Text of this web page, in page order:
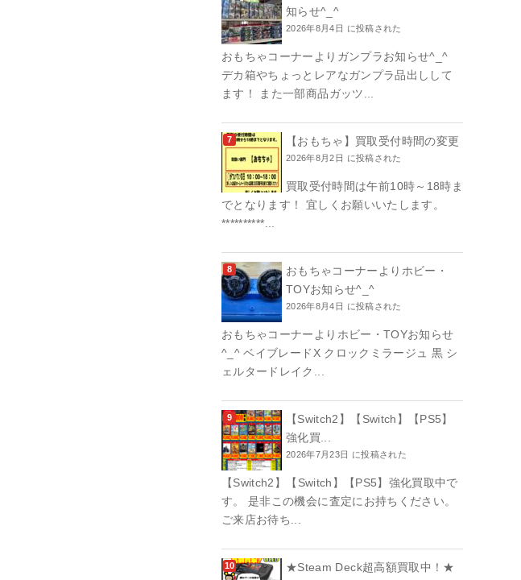
知らせ^_^
2026年8月4日 に投稿された
おもちゃコーナーよりガンプラお知らせ^_^
デカ箱やちょっとレアなガンプラ品出しして
ます！ また一部商品ガッツ...
【おもちゃ】買取受付時間の変更
2026年8月2日 に投稿された
買取受付時間は午前10時～18時ま
でとなります！ 宜しくお願いいたします。
**********...
おもちゃコーナーよりホビー・
TOYお知らせ^_^
2026年8月4日 に投稿された
おもちゃコーナーよりホビー・TOYお知らせ
^_^ ベイブレードX クロックミラージュ 黒 シ
ェルタードレイク...
【Switch2】【Switch】【PS5】
強化買...
2026年7月23日 に投稿された
【Switch2】【Switch】【PS5】強化買取中で
す。 是非この機会に査定にお持ちください。
ご来店お待ち...
★Steam Deck超高額買取中！★